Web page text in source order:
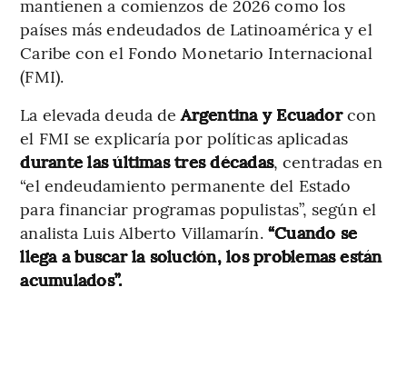
mantienen a comienzos de 2026 como los
países más endeudados de Latinoamérica y el
Caribe con el Fondo Monetario Internacional
(FMI).
La elevada deuda deArgentina y Ecuadorcon
el FMI se explicaría por políticas aplicadas
durante las últimas tres décadas, centradas en
“el endeudamiento permanente del Estado
para financiar programas populistas”, según el
analista Luis Alberto Villamarín. “Cuando se
llega a buscar la solución, los problemas están
acumulados”.